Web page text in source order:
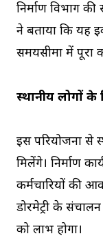
निर्माण विभाग
ने बताया कि यह
समयसीमा में पूरा
स्थानीय लोगों
इस परियोजना से
मिलेंगे। निर्माण
कर्मचारियों की
डोरमेट्री के
को लाभ होगा।